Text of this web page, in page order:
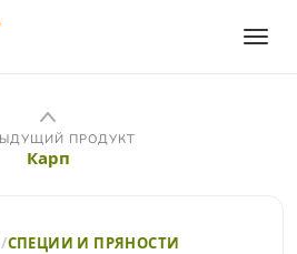
ПРОДУКТ
Карп
СПЕЦИИ И ПРЯНОСТИ